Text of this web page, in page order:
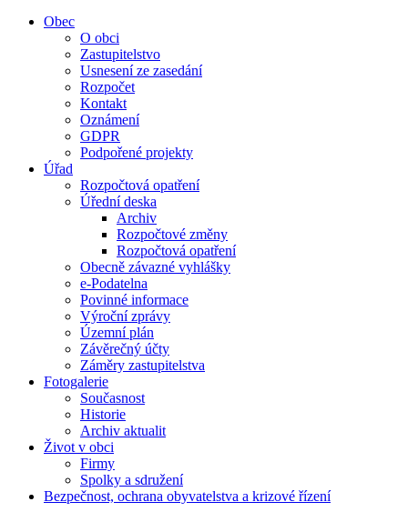
Obec
O obci
Zastupitelstvo
Usnesení ze zasedání
Rozpočet
Kontakt
Oznámení
GDPR
Podpořené projekty
Úřad
Rozpočtová opatření
Úřední deska
Archiv
Rozpočtové změny
Rozpočtová opatření
Obecně závazné vyhlášky
e-Podatelna
Povinné informace
Výroční zprávy
Územní plán
Závěrečný účty
Záměry zastupitelstva
Fotogalerie
Současnost
Historie
Archiv aktualit
Život v obci
Firmy
Spolky a sdružení
Bezpečnost, ochrana obyvatelstva a krizové řízení